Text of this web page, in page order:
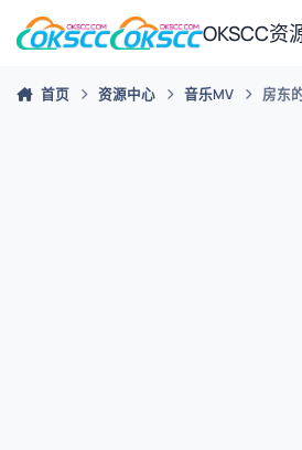
跳转到帖子
OKSCC资
首页 资源中心 音乐MV 房东